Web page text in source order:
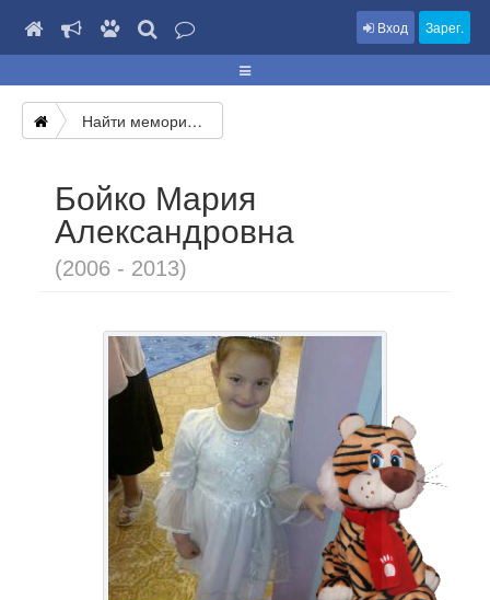
Вход Зарег.
Найти мемориал
Бойко Мария
Александровна
(2006 - 2013)